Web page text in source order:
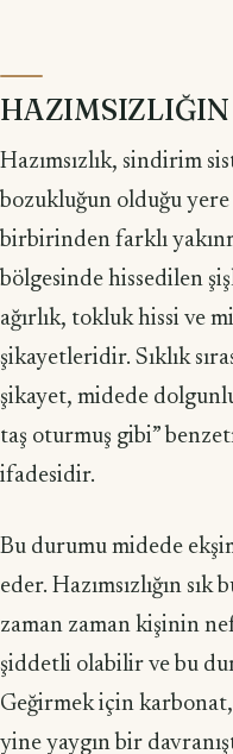
Hazımsızlık, sindirim
bozukluğun olduğu yere
birbirinden farklı
bölgesinde hissedilen
ağırlık, tokluk hissi ve
şikayetleridir. Sıklık
şikayet, midede
taş oturmuş gibi”
ifadesidir.
Bu durumu midede
eder. Hazımsızlığın
zaman zaman kişinin
şiddetli olabilir ve bu
Geğirmek için
yine yaygın bir